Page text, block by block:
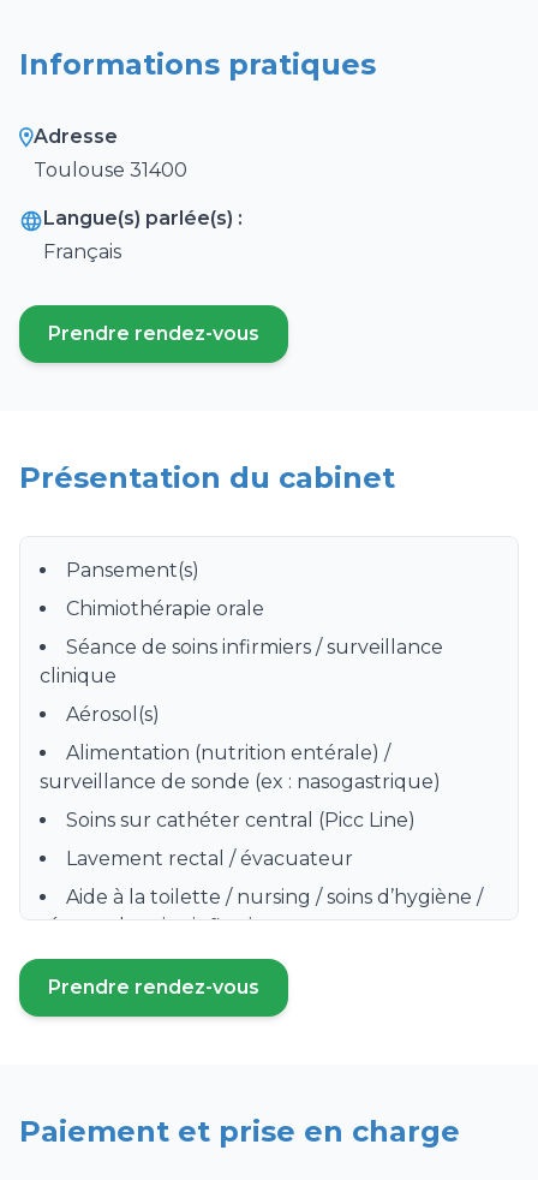
Informations pratiques
Adresse
Toulouse 31400
Langue(s) parlée(s) :
Français
Prendre rendez-vous
(ouvre un nouvel onglet)
Présentation du cabinet
Pansement(s)
Chimiothérapie orale
Séance de soins infirmiers / surveillance
clinique
Aérosol(s)
Alimentation (nutrition entérale) /
surveillance de sonde (ex : nasogastrique)
Soins sur cathéter central (Picc Line)
Lavement rectal / évacuateur
Aide à la toilette / nursing / soins d’hygiène /
séance de soins infirmiers
Préparation, distribution et surveillance de
prise de médicament
Surveillance clinique hebdomadaire
Prendre rendez-vous
(ouvre un nouvel onglet)
Paiement et prise en charge